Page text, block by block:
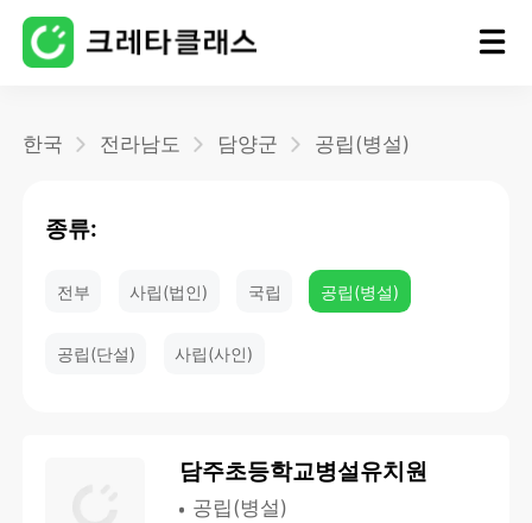
한국 전라남도 담양군 공립(병설)
종류:
전부 사립(법인) 국립 공립(병설)
공립(단설) 사립(사인)
담주초등학교병설유치원
공립(병설)